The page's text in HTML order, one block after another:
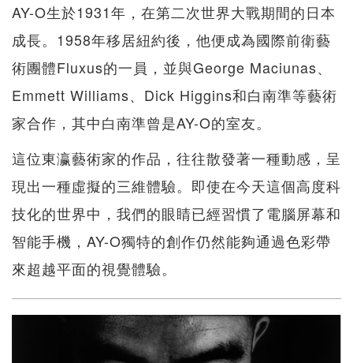
AY-O生於1931年，在第二次世界大戰期間的日本
成長。1958年移居紐約後，他便成為國際前衛藝
術團體Fluxus的一員，並與George Maciunas、
Emmett Williams、Dick Higgins和白南準等藝術
家合作，其中白南準曾是AY-O的室友。
這位東瀛藝術家的作品，往往散發著一種動感，呈
現出一種虛擬的三維體驗。即使在今天這個高度科
技化的世界中，我們的眼睛已經習慣了電腦屏幕和
智能手機，AY-O獨特的創作仍然能夠通過色彩帶
來超越平面的視覺體驗。